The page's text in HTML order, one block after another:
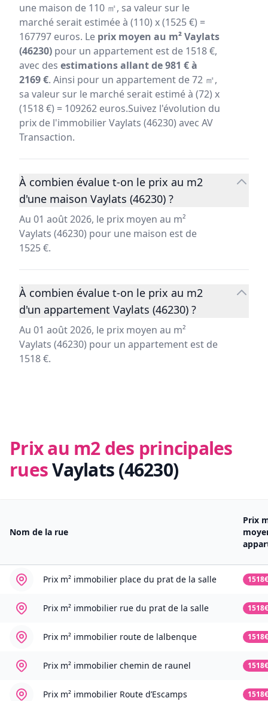
une maison de 110 ㎡, sa valeur sur le
marché serait estimée à (110) x (1525 €) =
167797 euros. Le prix moyen au m² Vaylats
(46230) pour un appartement est de 1518 €,
avec des estimations allant de 981 € à
2169 €. Ainsi pour un appartement de 72 ㎡,
sa valeur sur le marché serait estimé à (72) x
(1518 €) = 109262 euros.Suivez l'évolution du
prix de l'immobilier Vaylats (46230) avec AV
Transaction.
À combien évalue t-on le prix au m2
d'une maison Vaylats (46230) ?
Au 01 août 2026, le prix moyen au m²
Vaylats (46230) pour une maison est de
1525 €.
À combien évalue t-on le prix au m2
d'un appartement Vaylats (46230) ?
Au 01 août 2026, le prix moyen au m²
Vaylats (46230) pour un appartement est de
1518 €.
Prix au m2 des principales
ruesVaylats (46230)
Nom de la rue
Prix
Prix m² immobilier place du prat de la salle 1518€
Prix m² immobilier rue du prat de la salle 1518€
Prix m² immobilier route de lalbenque 1518€
Prix m² immobilier chemin de raunel 1518€
Prix m² immobilier Route d’Escamps 1518€